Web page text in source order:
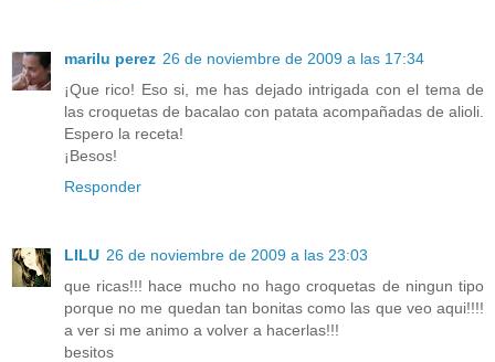
marilu perez 26 de noviembre de 2009 a las 17:34
¡Que rico! Eso si, me has dejado intrigada con el tema de
las croquetas de bacalao con patata acompañadas de alioli.
Espero la receta!
¡Besos!
Responder
LILU 26 de noviembre de 2009 a las 23:03
que ricas!!! hace mucho no hago croquetas de ningun tipo
porque no me quedan tan bonitas como las que veo aqui!!!!
a ver si me animo a volver a hacerlas!!!
besitos